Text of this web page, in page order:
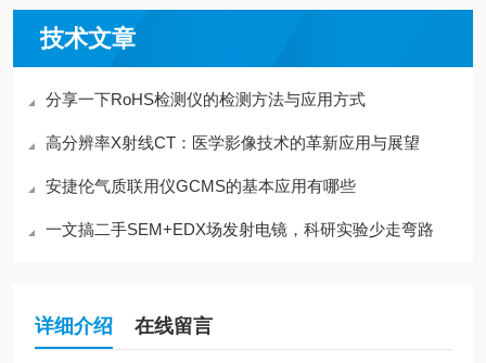
技术文章
分享一下RoHS检测仪的检测方法与应用方式
高分辨率X射线CT：医学影像技术的革新应用与展望
安捷伦气质联用仪GCMS的基本应用有哪些
一文搞二手SEM+EDX场发射电镜，科研实验少走弯路
详细介绍 在线留言